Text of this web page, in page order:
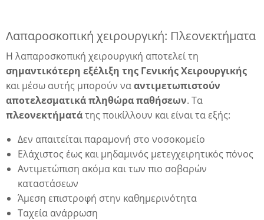
Λαπαροσκοπική χειρουργική: Πλεονεκτήματα
Η λαπαροσκοπική χειρουργική αποτελεί τη
σημαντικότερη εξέλιξη της Γενικής Χειρουργικής
και μέσω αυτής μπορούν νααντιμετωπιστούν
αποτελεσματικά πληθώρα παθήσεων. Τα
πλεονεκτήματάτης ποικίλλουν και είναι τα εξής:
Δεν απαιτείται παραμονή στο νοσοκομείο
Ελάχιστος έως και μηδαμινός μετεγχειρητικός πόνος
Αντιμετώπιση ακόμα και των πιο σοβαρών
καταστάσεων
Άμεση επιστροφή στην καθημερινότητα
Ταχεία ανάρρωση